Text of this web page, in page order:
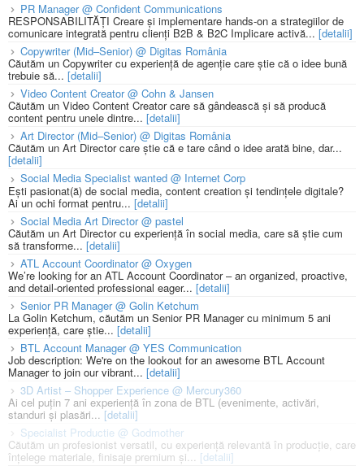
PR Manager @ Confident Communications
RESPONSABILITĂȚI Creare și implementare hands-on a strategiilor de
comunicare integrată pentru clienți B2B & B2C Implicare activă... [detalii]
Copywriter (Mid–Senior) @ Digitas România
Căutăm un Copywriter cu experiență de agenție care știe că o idee bună
trebuie să... [detalii]
Video Content Creator @ Cohn & Jansen
Căutăm un Video Content Creator care să gândească și să producă
content pentru unele dintre... [detalii]
Art Director (Mid–Senior) @ Digitas România
Căutăm un Art Director care știe că e tare când o idee arată bine, dar...
[detalii]
Social Media Specialist wanted @ Internet Corp
Ești pasionat(ă) de social media, content creation și tendințele digitale?
Ai un ochi format pentru... [detalii]
Social Media Art Director @ pastel
Căutăm un Art Director cu experiență în social media, care să știe cum
să transforme... [detalii]
ATL Account Coordinator @ Oxygen
We’re looking for an ATL Account Coordinator – an organized, proactive,
and detail-oriented professional eager... [detalii]
Senior PR Manager @ Golin Ketchum
La Golin Ketchum, căutăm un Senior PR Manager cu minimum 5 ani
experiență, care știe... [detalii]
BTL Account Manager @ YES Communication
Job description: We're on the lookout for an awesome BTL Account
Manager to join our vibrant... [detalii]
3D Artist – Shopper Experience @ Mercury360
Ai cel puțin 7 ani experiență în zona de BTL (evenimente, activări,
standuri și plasări...[detalii]
Specialist Productie @ Godmother
Căutăm un profesionist versatil, cu experiență relevantă în producție, care
înțelege materiale, finisaje premium și... [detalii]